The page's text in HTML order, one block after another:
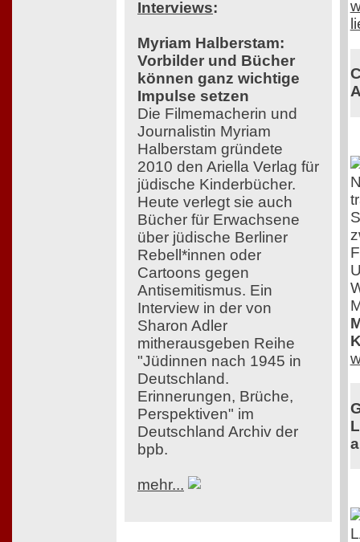
Interviews:
Myriam Halberstam:
Vorbilder und Bücher
können ganz wichtige
Impulse setzen
Die Filmemacherin und
Journalistin Myriam
Halberstam gründete
2010 den Ariella Verlag für
jüdische Kinderbücher.
Heute verlegt sie auch
Bücher für Erwachsene
über jüdische Berliner
Rebell*innen oder
Cartoons gegen
Antisemitismus. Ein
Interview in der von
Sharon Adler
mitherausgeben Reihe
"Jüdinnen nach 1945 in
Deutschland.
Erinnerungen, Brüche,
Perspektiven" im
Deutschland Archiv der
bpb.
mehr...